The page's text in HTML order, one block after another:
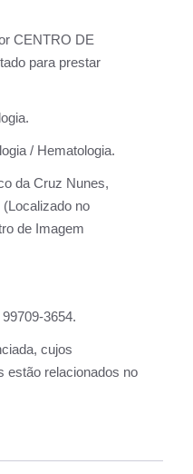
CENTRO DE
para prestar
/ Hematologia.
da Cruz Nunes,
no
de Imagem
3654.
cujos
estão relacionados no